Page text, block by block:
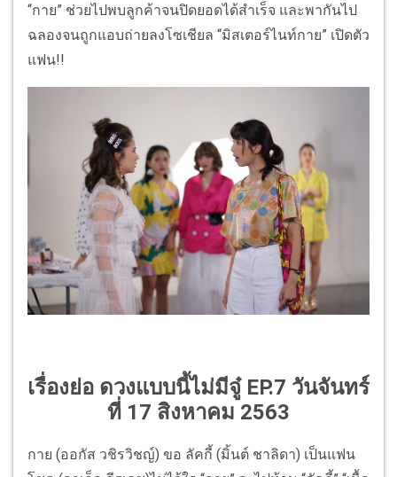
“กาย” ช่วยไปพบลูกค้าจนปิดยอดได้สำเร็จ และพากันไป
ฉลองจนถูกแอบถ่ายลงโซเชียล “มิสเตอร์ไนท์กาย” เปิดตัว
แฟน!!
เรื่องย่อ ดวงแบบนี้ไม่มีจู๋ EP.7 วันจันทร์
ที่ 17 สิงหาคม 2563
กาย (ออกัส วชิรวิชญ์) ขอ ลัคกี้ (มิ้นต์ ชาลิดา) เป็นแฟน